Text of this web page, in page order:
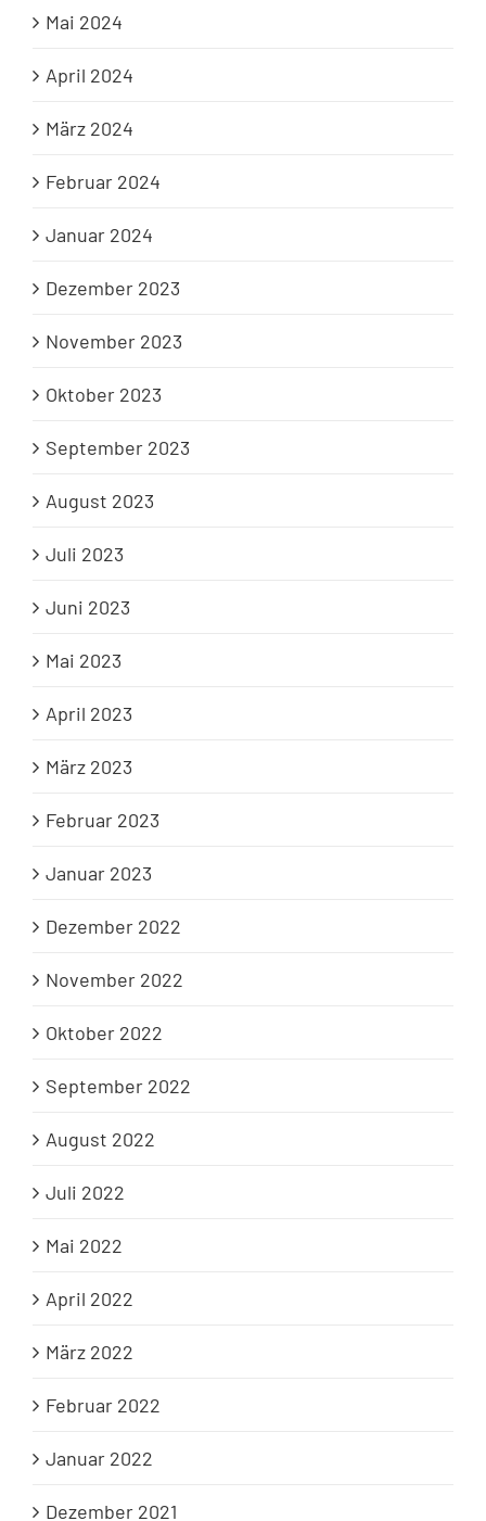
Mai 2024
April 2024
März 2024
Februar 2024
Januar 2024
Dezember 2023
November 2023
Oktober 2023
September 2023
August 2023
Juli 2023
Juni 2023
Mai 2023
April 2023
März 2023
Februar 2023
Januar 2023
Dezember 2022
November 2022
Oktober 2022
September 2022
August 2022
Juli 2022
Mai 2022
April 2022
März 2022
Februar 2022
Januar 2022
Dezember 2021